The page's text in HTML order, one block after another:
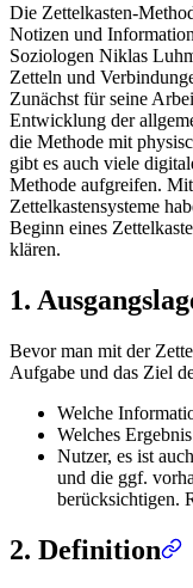
Die Zettelkasten-
Notizen und
Soziologen Niklas
Zetteln und
Zunächst für seine
Entwicklung der
die Methode mit
gibt es auch viele
Methode aufgreifen.
Zettelkastensysteme
Beginn eines
klären.
1.
Bevor man mit der
Aufgabe und das Ziel
Welche
Welches
Nutzer, es ist
und die ggf.
berücksichtigen.
2. Definition